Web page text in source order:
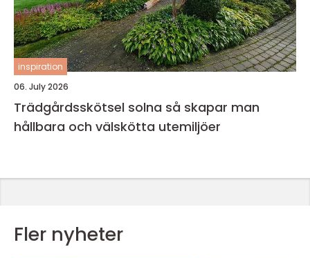
inspiration
06. July 2026
Trädgårdsskötsel solna så skapar man
hållbara och välskötta utemiljöer
Fler nyheter